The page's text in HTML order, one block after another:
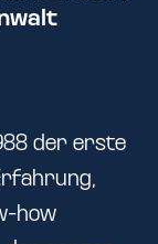
der erste
how